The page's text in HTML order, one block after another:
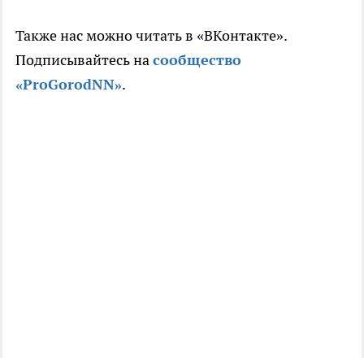
Также нас можно читать в «ВКонтакте».
Подписывайтесь насообщество
«ProGorodNN».